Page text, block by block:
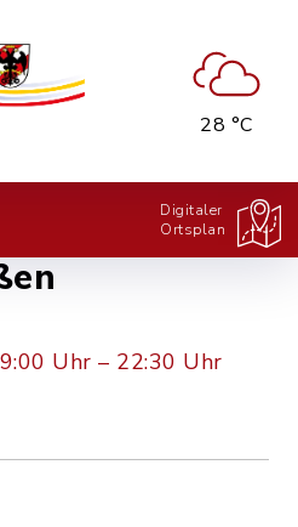
28 °C
Digitaler
Ortsplan
Uhr – 22:30 Uhr